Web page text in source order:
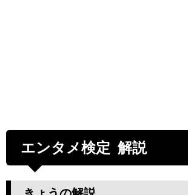
エンタメ検定 解説